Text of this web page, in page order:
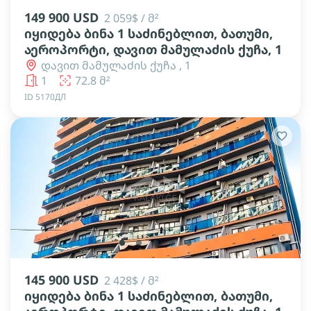
149 900 USD 2 059$ / მ²
იყიდება ბინა 1 საძინებლით, ბათუმი,
აეროპორტი, დავით მამულაძის ქუჩა, 1
დავით მამულაძის ქუჩა , 1
1
72.8 მ²
ID 5170ДЛ
lens lens lens lens lens
145 900 USD 2 428$ / მ²
იყიდება ბინა 1 საძინებლით, ბათუმი,